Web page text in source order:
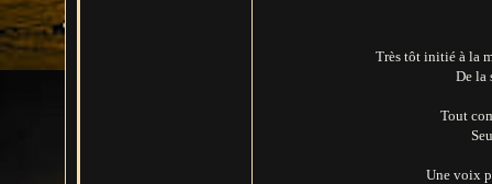
Très tôt initié à la
De la
Tout
Une voix